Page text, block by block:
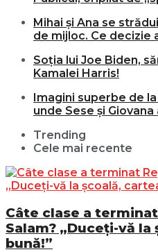
Mihai și Ana se
de mijloc. Ce decizie
Soția lui Joe Biden,
Kamalei Harris!
Imagini superbe de
unde Sese și
Trending
Cele mai recente
Câte clase a
Salam? „Duceți-vă la
bună!”